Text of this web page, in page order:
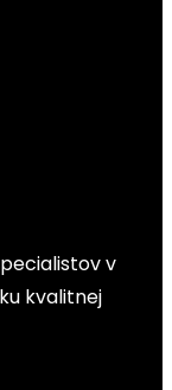
v
kvalitnej